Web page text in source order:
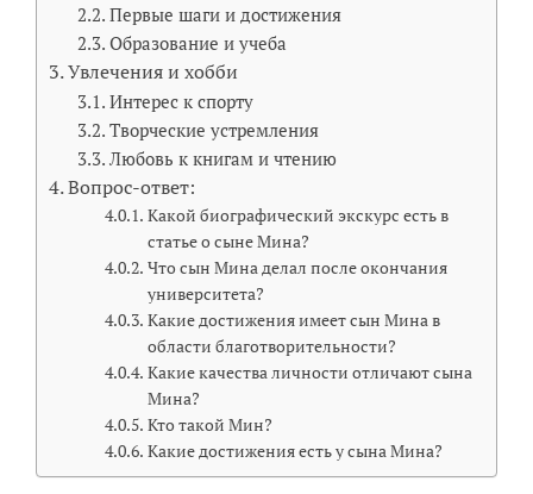
Первые шаги и достижения
Образование и учеба
Увлечения и хобби
Интерес к спорту
Творческие устремления
Любовь к книгам и чтению
Вопрос-ответ:
Какой биографический экскурс есть в
статье о сыне Мина?
Что сын Мина делал после окончания
университета?
Какие достижения имеет сын Мина в
области благотворительности?
Какие качества личности отличают сына
Мина?
Кто такой Мин?
Какие достижения есть у сына Мина?